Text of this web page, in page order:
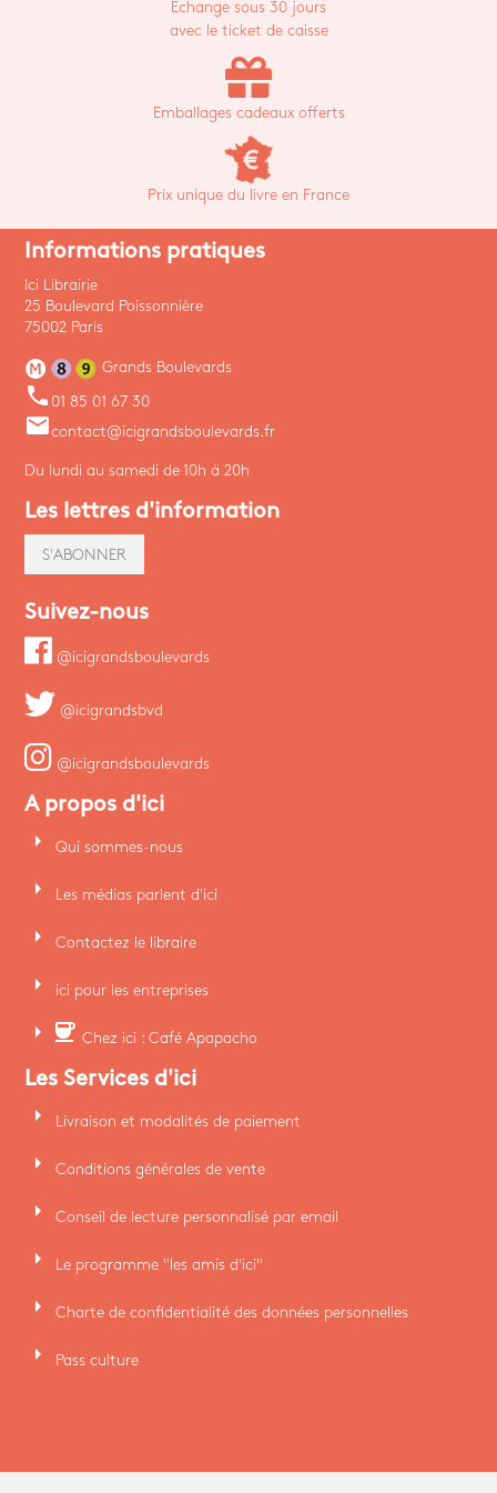
Echange sous 30 jours
avec le ticket de caisse
Emballages cadeaux offerts
Prix unique du livre en France
Informations pratiques
Ici Librairie
25 Boulevard Poissonnière
75002 Paris
Grands Boulevards
phone 01 85 01 67 30
emailcontact@icigrandsboulevards.fr
Du lundi au samedi de 10h à 20h
Les lettres d'information
S'ABONNER
Suivez-nous
@icigrandsboulevards
@icigrandsbvd
@icigrandsboulevards
A propos d'ici
arrow_right Qui sommes-nous
arrow_right Les médias parlent d'ici
arrow_right Contactez le libraire
arrow_right ici pour les entreprises
arrow_right coffee Chez ici : Café Apapacho
Les Services d'ici
arrow_right Livraison et modalités de paiement
arrow_right Conditions générales de vente
arrow_right Conseil de lecture personnalisé par email
arrow_right Le programme "les amis d'ici"
arrow_right Charte de confidentialité des données personnelles
arrow_right Pass culture